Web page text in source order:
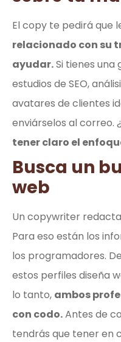
El copy te pedirá que
relacionado con su
ayudar.Si tienes una
estudios de SEO,
avatares de clientes
enviárselos al correo.
tener claro el
Busca un
web
Un copywriter
Para eso están los
los programadores.
estos perfiles diseña
lo tanto, ambos
con codo.Antes de
tendrás que tener en